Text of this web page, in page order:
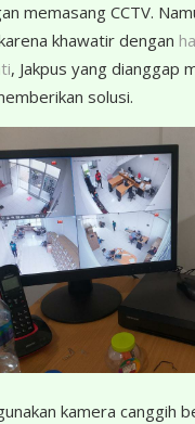
memasang CCTV.
khawatir dengan
, Jakpus yang dianggap
solusi.
kamera canggih